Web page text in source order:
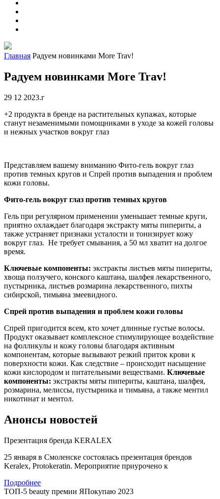
Главная Радуем новинками More Trav!
Радуем новинками More Trav!
29 12 2023.г
+2 продукта в бренде на растительных купажах, которые
станут незаменимыми помощниками в уходе за кожей головы
и нежных участков вокруг глаз
Представляем вашему вниманию Фито-гель вокруг глаз
против темных кругов и Спрей против выпадения и проблем
кожи головы.
Фито-гель вокруг глаз против темных кругов
Гель при регулярном применении уменьшает темные круги,
приятно охлаждает благодаря экстракту мяты пипериты, а
также устраняет признаки усталости и тонизирует кожу
вокруг глаз. Не требует смывания, а 50 мл хватит на долгое
время.
Ключевые компоненты: экстракты листьев мяты пипериты,
хвоща ползучего, конского каштана, шалфея лекарственного,
пустырника, листьев розмарина лекарственного, пихты
сибирской, тимьяна змеевидного.
Спрей против выпадения и проблем кожи головы
Спрей пригодится всем, кто хочет длинные густые волосы.
Продукт оказывает комплексное стимулирующее воздействие
на фолликулы и кожу головы благодаря активным
компонентам, которые вызывают резкий приток крови к
поверхности кожи. Как следствие – происходит насыщение
кожи кислородом и питательными веществами. Ключевые
компоненты: экстракты мяты пипериты, каштана, шалфея,
розмарина, мелиссы, пустырника и тимьяна, а также ментил
никотинат и ментол.
Анонсы новостей
Презентация бренда KERALEX
25 января в Смоленске состоялась презентация брендов
Keralex, Protokeratin. Мероприятие приурочено к
Подробнее
ТОП-5 beauty премии ЯПокупаю 2023